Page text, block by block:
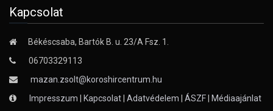
Kapcsolat
Békéscsaba, Bartók B. u. 23/A Fsz. 1.
06703329113
mazan.zsolt@koroshircentrum.hu
Impresszum
Kapcsolat Adatvédelem ÁSZF Médiaajánlat